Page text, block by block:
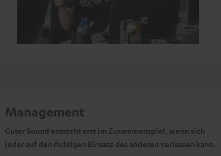
Management
Guter Sound entsteht erst im Zusammenspiel, wenn sich
jeder auf den richtigen Einsatz des anderen verlassen kann.